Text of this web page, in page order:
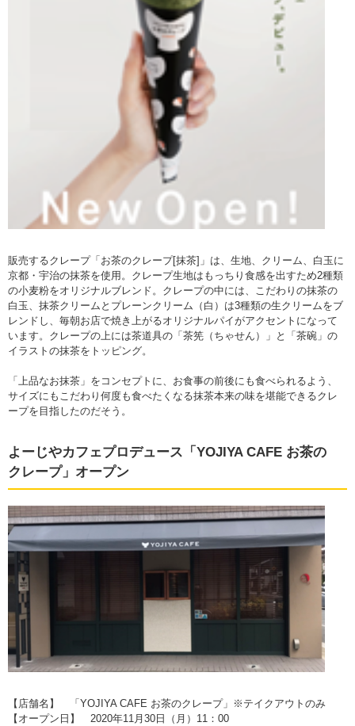
販売するクレープ「お茶のクレープ[抹茶]」は、生地、クリーム、白玉に
京都・宇治の抹茶を使用。クレープ生地はもっちり食感を出すため2種類
の小麦粉をオリジナルブレンド。クレープの中には、こだわりの抹茶の
白玉、抹茶クリームとプレーンクリーム（白）は3種類の生クリームをブ
レンドし、毎朝お店で焼き上がるオリジナルパイがアクセントになって
います。クレープの上には茶道具の「茶筅（ちゃせん）」と「茶碗」の
イラストの抹茶をトッピング。
「上品なお抹茶」をコンセプトに、お食事の前後にも食べられるよう、
サイズにもこだわり何度も食べたくなる抹茶本来の味を堪能できるクレ
ープを目指したのだそう。
よーじやカフェプロデュース「YOJIYA CAFE お茶の
クレープ」オープン
【店舗名】 「YOJIYA CAFE お茶のクレープ」※テイクアウトのみ
【オープン日】 2020年11月30日（月）11：00